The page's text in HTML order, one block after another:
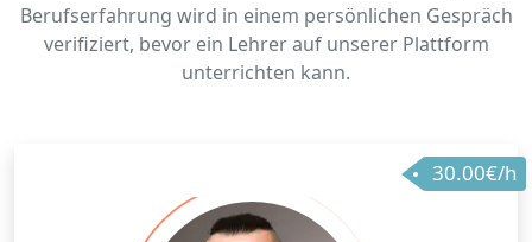
Berufserfahrung wird in einem persönlichen Gespräch
verifiziert, bevor ein Lehrer auf unserer Plattform
unterrichten kann.
30.00€/h